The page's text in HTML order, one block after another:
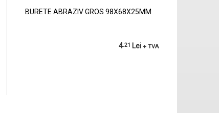
BURETE ABRAZIV GROS 98X68X25MM
4.21 Lei+ TVA